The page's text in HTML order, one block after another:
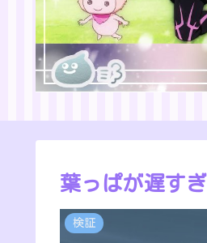
葉っぱが遅す
検証